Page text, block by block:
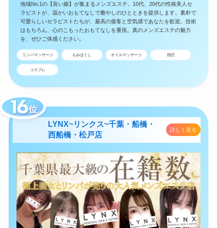
地域No.1の【良い娘】が集まるメンズエステ。10代、20代の性格美人セ
ラピストが、温かいおもてなしで癒やしのひとときを提供します。素朴で
可愛らしいセラピストたちが、最高の接客と空気感であなたを歓迎。技術
はもちろん、心のこもったおもてなしを重視。真のメンズエステの魅力
を、ぜひご体感ください。
リンパマッサージ もみほぐし オイルマッサージ 指圧
コスプレ
位
LYNX~リンクス~千葉・船橋・
西船橋・松戸店
詳しく見る